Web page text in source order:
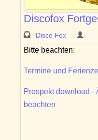
Discofox
Disco Fox
Bitte beachten:
Termine und
Prospekt download -
beachten